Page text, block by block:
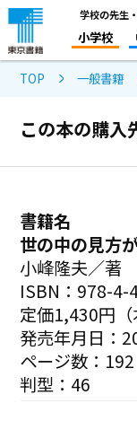
学校の先生
小学校
TOP 一般書籍
この本の購入
書籍名
世の中の見方
小峰隆夫／著
ISBN：978-4-
定価1,430円（
発売年月日：
ページ数：192
判型：46